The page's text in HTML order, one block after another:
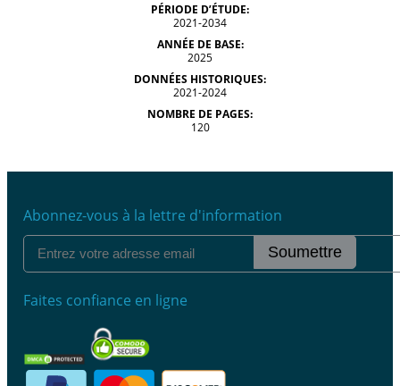
PÉRIODE D’ÉTUDE:
2021-2034
ANNÉE DE BASE:
2025
DONNÉES HISTORIQUES:
2021-2024
NOMBRE DE PAGES:
120
Abonnez-vous à la lettre d'information
Soumettre
Faites confiance en ligne